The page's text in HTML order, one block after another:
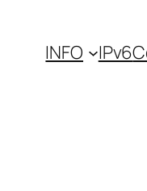
INFO IPv6